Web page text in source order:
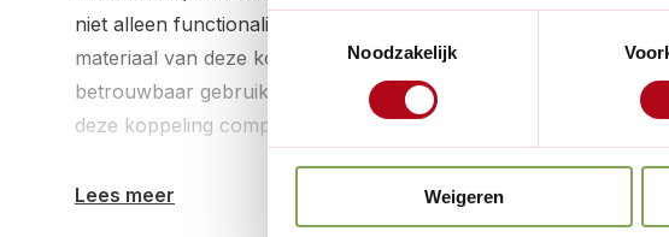
Toestemmingsselectie
Noodzakelijk
Weigeren
niet alleen functionaliteit toe, maar ook een vleugje stijl aan je
materiaal van deze koppeling is messing, wat zorgt voor een
betrouwbaar gebruik. De 1/2 duims (125 mm) ingang en de klik-v-
deze koppeling compatibel met verschillende tuinslangen en
Lees meer